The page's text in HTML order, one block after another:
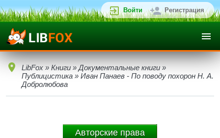
Войти Регистрация
LibFox » Книги » Документальные книги »
Публицистика » Иван Панаев - По поводу похорон Н. А.
Добролюбова
Авторские права